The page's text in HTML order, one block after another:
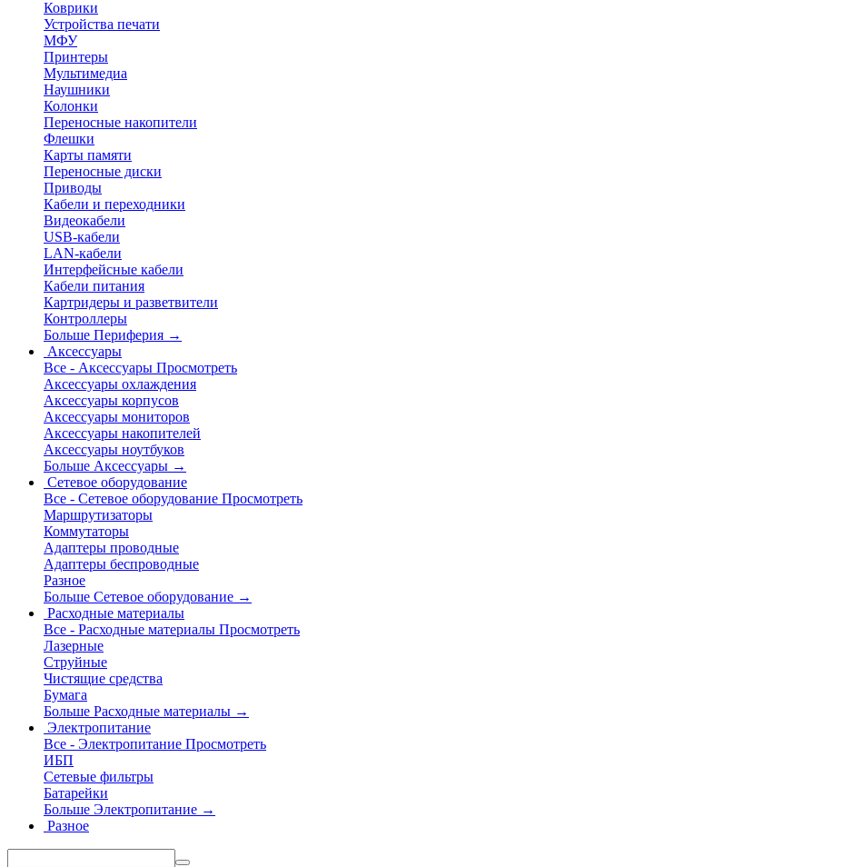
Коврики
Устройства печати
МФУ
Принтеры
Мультимедиа
Наушники
Колонки
Переносные накопители
Флешки
Карты памяти
Переносные диски
Приводы
Кабели и переходники
Видеокабели
USB-кабели
LAN-кабели
Интерфейсные кабели
Кабели питания
Картридеры и разветвители
Контроллеры
Больше Периферия →
Аксессуары
Все - Аксессуары Просмотреть
Аксессуары охлаждения
Аксессуары корпусов
Аксессуары мониторов
Аксессуары накопителей
Аксессуары ноутбуков
Больше Аксессуары →
Сетевое оборудование
Все - Сетевое оборудование Просмотреть
Маршрутизаторы
Коммутаторы
Адаптеры проводные
Адаптеры беспроводные
Разное
Больше Сетевое оборудование →
Расходные материалы
Все - Расходные материалы Просмотреть
Лазерные
Струйные
Чистящие средства
Бумага
Больше Расходные материалы →
Электропитание
Все - Электропитание Просмотреть
ИБП
Сетевые фильтры
Батарейки
Больше Электропитание →
Разное